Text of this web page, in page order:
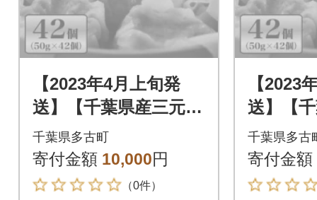
【2023年4月上旬発
送】【千葉県産三元
豚】元気豚 大粒肉焼
売セット 2.1kg(50g
×42個)
千葉県多古町
寄付金額 10,000円
（0件）
【2023
送】【
豚】元
売セッ
×42個)
千葉県多古
寄付金額